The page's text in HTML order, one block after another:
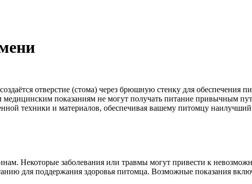
отверстие (стома) через брюшную стенку для обеспечения
показаниям не могут получать питание привычным
техники и материалов, обеспечивая вашему питомцу наилучший
Некоторые заболевания или травмы могут привести к
для поддержания здоровья питомца. Возможные показания